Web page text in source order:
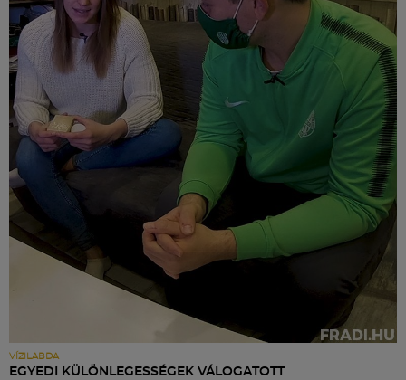
VÍZILABDA
EGYEDI KÜLÖNLEGESSÉGEK VÁLOGATOTT